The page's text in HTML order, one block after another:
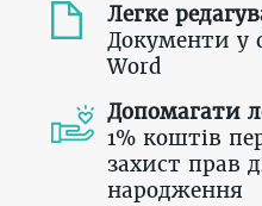
Легке
Документи у
Word
Допомагати
1% коштів
захист прав
народження